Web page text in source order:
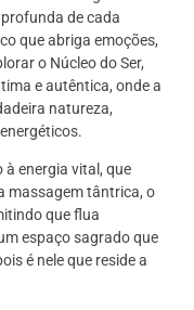
de cada
que abriga emoções,
o Núcleo do Ser,
e autêntica, onde a
natureza,
à energia vital, que
massagem tântrica, o
que flua
espaço sagrado que
é nele que reside a